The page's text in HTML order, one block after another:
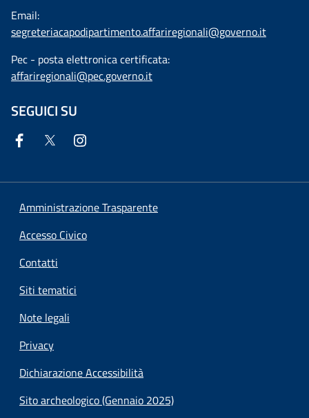
Email:
segreteriacapodipartimento.affariregionali@governo.it
Pec - posta elettronica certificata:
affariregionali@pec.governo.it
SEGUICI SU
Amministrazione Trasparente
Accesso Civico
Contatti
Siti tematici
Note legali
Privacy
Dichiarazione Accessibilità
Sito archeologico (Gennaio 2025)